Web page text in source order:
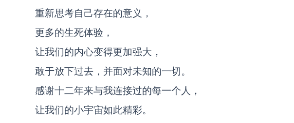
重新思考自己存在的意义，
更多的生死体验，
让我们的内心变得更加强大，
敢于放下过去，并面对未知的一切。
感谢十二年来与我连接过的每一个人，
让我们的小宇宙如此精彩。